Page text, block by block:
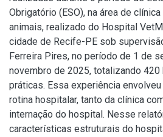
Obrigatório (ESO), na área de
animais, realizado do Hospital
cidade de Recife-PE sob
Ferreira Pires, no período de 1 de
novembro de 2025, totalizando
práticas. Essa experiência
rotina hospitalar, tanto da clínica
internação do hospital. Nesse
características estruturais do